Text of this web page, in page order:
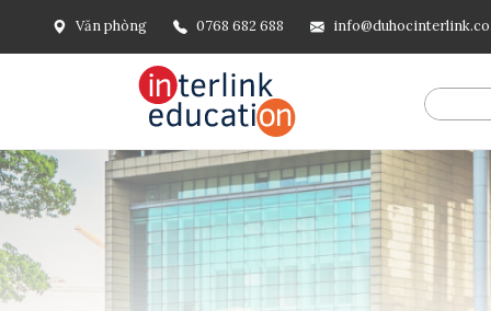
Văn phòng 0768 682 688
@include('frontend.layouts.schema-org', [ 'type' =>
url('/'), ], [ '@type' => 'ListItem', 'position' => 2, 'name' =>
=> url()->current(), ], ], ], ])